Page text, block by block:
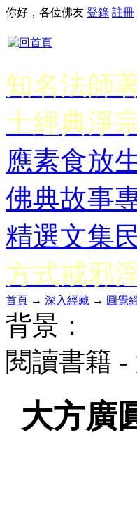
你好，各位佛友 登錄 註冊
知名法師
土經典淨
應素食放
佛典故事
精選文集
方式戒邪
首頁 → 深入經藏 → 圓覺
背景：
閱讀書籍
大方廣